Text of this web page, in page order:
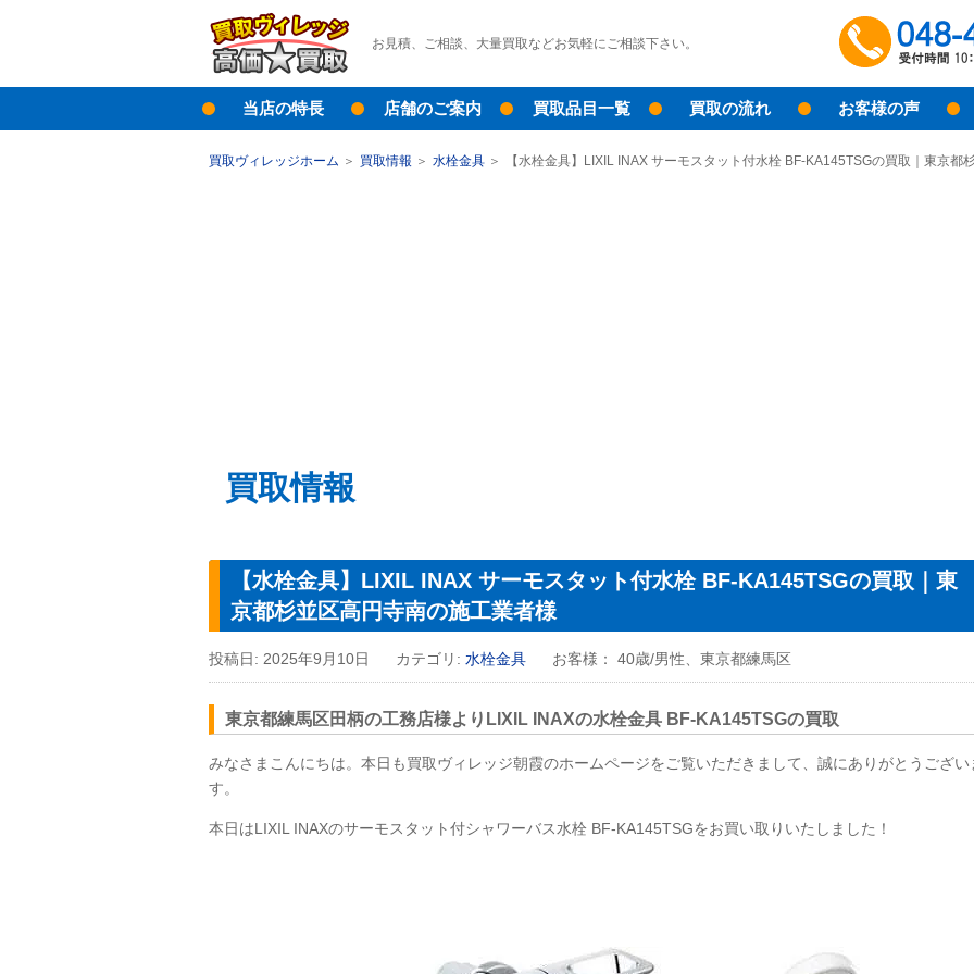
お見積、ご相談、大量買取などお気軽にご相談下さい。
当店の特長 店舗のご案内 買取品目一覧 買取の流れ お客様の声
買取ヴィレッジホーム 買取情報 水栓金具 【水栓金具】LIXIL INAX サーモスタット付水栓 BF-KA145TSGの買取｜東京都
買取情報
【水栓金具】LIXIL INAX サーモスタット付水栓 BF-KA145TSGの買取｜東
京都杉並区高円寺南の施工業者様
投稿日: 2025年9月10日 カテゴリ: 水栓金具 お客様： 40歳/男性、東京都練馬区
東京都練馬区田柄の工務店様よりLIXIL INAXの水栓金具 BF-KA145TSGの買取
みなさまこんにちは。本日も買取ヴィレッジ朝霞のホームページをご覧いただきまして、誠にありがとうござい
す。
本日はLIXIL INAXのサーモスタット付シャワーバス水栓 BF-KA145TSGをお買い取りいたしました！